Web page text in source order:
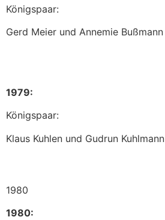
Königspaar:
Gerd Meier und Annemie Bußmann
1979:
Königspaar:
Klaus Kuhlen und Gudrun Kuhlmann
1980
1980: